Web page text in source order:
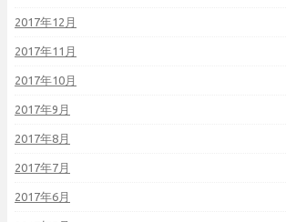
2017年12月
2017年11月
2017年10月
2017年9月
2017年8月
2017年7月
2017年6月